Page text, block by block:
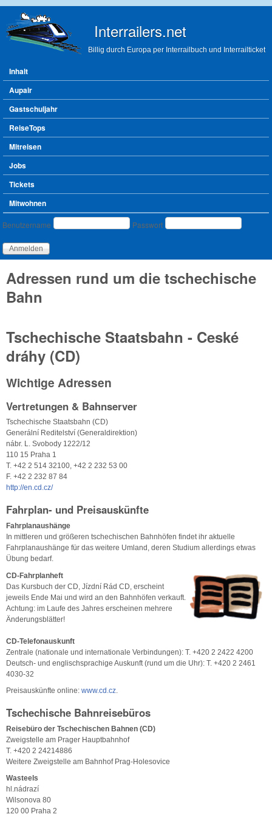
Interrailers.net
Billig durch Europa per Interrailbuch und Interrailticket
Hauptmenü
Inhalt
Aupair
Gastschuljahr
ReiseTops
Mitreisen
Jobs
Tickets
Mitwohnen
Benutzeranmeldung
Benutzername Passwort
Adressen rund um die tschechische
Bahn
Tschechische Staatsbahn - Ceské
dráhy (CD)
Wichtige Adressen
Vertretungen & Bahnserver
Tschechische Staatsbahn (CD)
Generální Reditelství (Generaldirektion)
nábr. L. Svobody 1222/12
110 15 Praha 1
T. +42 2 514 32100, +42 2 232 53 00
F. +42 2 232 87 84
http://en.cd.cz/
Fahrplan- und Preisauskünfte
Fahrplanaushänge
In mittleren und größeren tschechischen Bahnhöfen findet ihr aktuelle
Fahrplanaushänge für das weitere Umland, deren Studium allerdings etwas
Übung bedarf.
CD-Fahrplanheft
Das Kursbuch der CD, Jízdní Rád CD, erscheint
jeweils Ende Mai und wird an den Bahnhöfen verkauft.
Achtung: im Laufe des Jahres erscheinen mehrere
Änderungsblätter!
CD-Telefonauskunft
Zentrale (nationale und internationale Verbindungen): T. +420 2 2422 4200
Deutsch- und englischsprachige Auskunft (rund um die Uhr): T. +420 2 2461
4030-32
Preisauskünfte online: www.cd.cz.
Tschechische Bahnreisebüros
Reisebüro der Tschechischen Bahnen (CD)
Zweigstelle am Prager Hauptbahnhof
T. +420 2 24214886
Weitere Zweigstelle am Bahnhof Prag-Holesovice
Wasteels
hl.nádrazí
Wilsonova 80
120 00 Praha 2